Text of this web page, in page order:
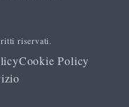
riservati.
Cookie Policy